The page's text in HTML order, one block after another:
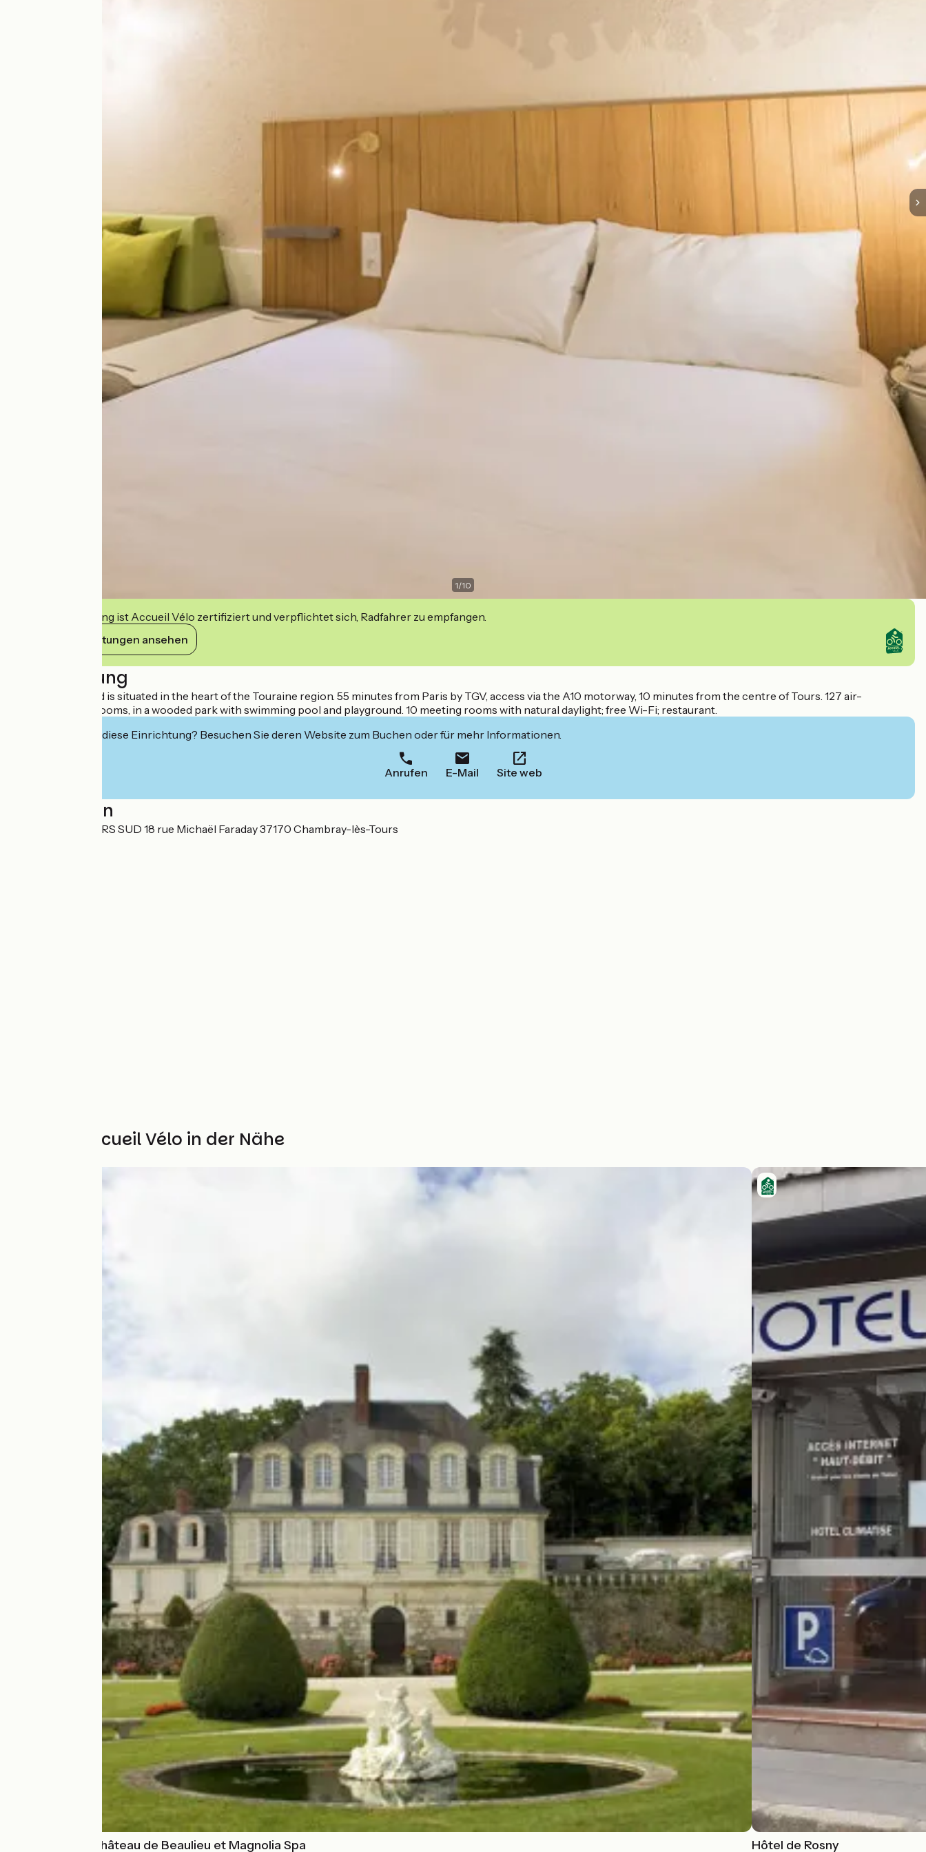
1/10
Diese Einrichtung ist Accueil Vélo zertifiziert und verpflichtet sich, Radfahrer zu empfangen.
Ihre Verpflichtungen ansehen
Beschreibung
Novotel Tours Sud is situated in the heart of the Touraine region. 55 minutes from Paris by TGV, access via the A10 motorway, 10 minutes from the centre of Tours. 127 air-
conditioned bedrooms, in a wooded park with swimming pool and playground. 10 meeting rooms with natural daylight; free Wi-Fi; restaurant.
Interessiert Sie diese Einrichtung? Besuchen Sie deren Website zum Buchen oder für mehr Informationen.
Anrufen E-Mail Site web
Localisation
IBIS STYLES TOURS SUD 18 rue Michaël Faraday 37170 Chambray-lès-Tours
Weitere Accueil Vélo in der Nähe
The Originals Château de Beaulieu et Magnolia Spa Hôtel de Rosny